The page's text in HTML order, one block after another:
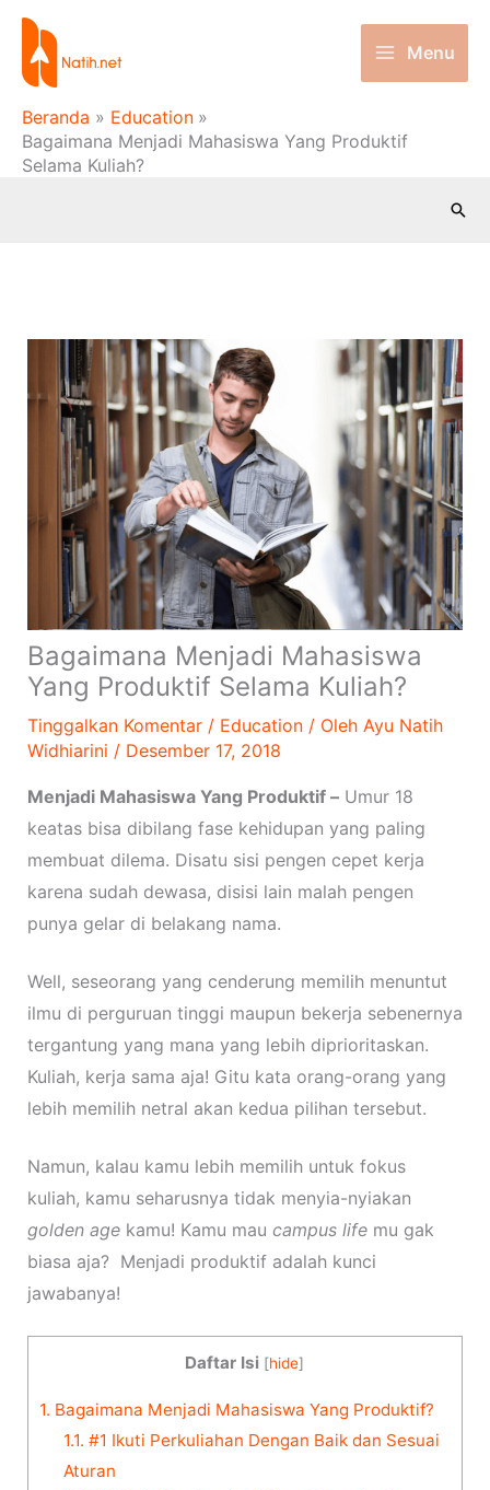
Lewati
konten
Menu
Beranda
Education
Bagaimana Menjadi Mahasiswa Yang Produktif
Selama Kuliah?
Cari
Bagaimana Menjadi Mahasiswa
Yang Produktif Selama Kuliah?
Tinggalkan Komentar / Education/ Oleh Ayu Natih
Widhiarini / Desember 17, 2018
Menjadi Mahasiswa Yang Produktif –Umur 18
keatas bisa dibilang fase kehidupan yang paling
membuat dilema. Disatu sisi pengen cepet kerja
karena sudah dewasa, disisi lain malah pengen
punya gelar di belakang nama.
Well, seseorang yang cenderung memilih menuntut
ilmu di perguruan tinggi maupun bekerja sebenernya
tergantung yang mana yang lebih diprioritaskan.
Kuliah, kerja sama aja! Gitu kata orang-orang yang
lebih memilih netral akan kedua pilihan tersebut.
Namun, kalau kamu lebih memilih untuk fokus
kuliah, kamu seharusnya tidak menyia-nyiakan
golden agekamu! Kamu mau campus lifemu gak
biasa aja? Menjadi produktif adalah kunci
jawabanya!
Daftar Isi [hide]
1. Bagaimana Menjadi Mahasiswa Yang Produktif?
1.1. #1 Ikuti Perkuliahan Dengan Baik dan Sesuai
Aturan